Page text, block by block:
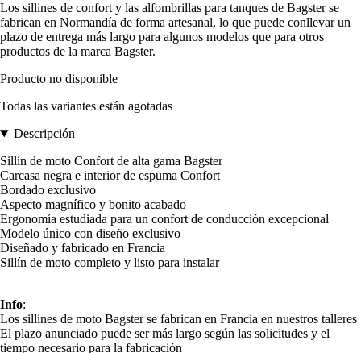
Los sillines de confort y las alfombrillas para tanques de Bagster se
fabrican en Normandía de forma artesanal, lo que puede conllevar un
plazo de entrega más largo para algunos modelos que para otros
productos de la marca Bagster.
Producto no disponible
Todas las variantes están agotadas
Descripción
Sillín de moto Confort de alta gama Bagster
Carcasa negra e interior de espuma Confort
Bordado exclusivo
Aspecto magnífico y bonito acabado
Ergonomía estudiada para un confort de conducción excepcional
Modelo único con diseño exclusivo
Diseñado y fabricado en Francia
Sillín de moto completo y listo para instalar
Info:
Los sillines de moto Bagster se fabrican en Francia en nuestros talleres
El plazo anunciado puede ser más largo según las solicitudes y el
tiempo necesario para la fabricación